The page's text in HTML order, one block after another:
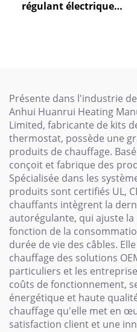
régulant électrique
Présente dans l'industrie
Anhui Huanrui Heating
Limited, fabricante de kits
thermostat, possède une
produits de chauffage.
conçoit et fabrique des
Spécialisée dans les
produits sont certifiés UL,
chauffants intègrent la
autorégulante, qui ajuste
fonction de la
durée de vie des câbles.
chauffage des solutions
particuliers et les
coûts de fonctionnement,
énergétique et haute
chauffage qu'elle met en
satisfaction client et une